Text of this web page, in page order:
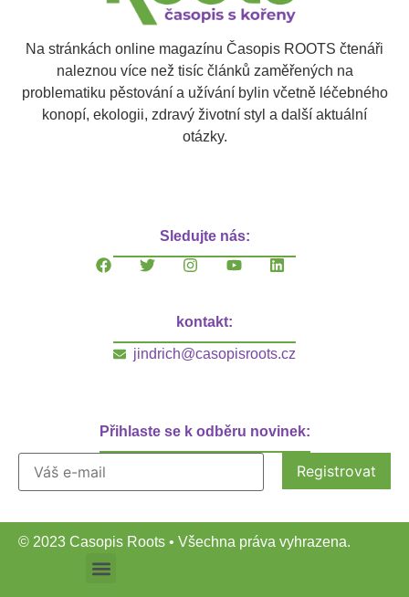
Na stránkách online magazínu Časopis ROOTS čtenáři
naleznou více než tisíc článků zaměřených na
problematiku pěstování a užívání bylin včetně léčebného
konopí, ekologii, zdravý životní styl a další aktuální
otázky.
Sledujte nás:
kontakt:
jindrich@casopisroots.cz
Přihlaste se k odběru novinek:
© 2023 Casopis Roots • Všechna práva vyhrazena.